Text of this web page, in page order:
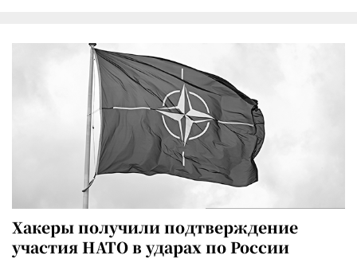
Хакеры получили подтверждение
участия НАТО в ударах по России